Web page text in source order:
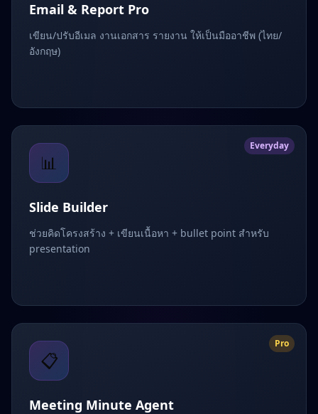
Email & Report Pro
เขียน/ปรับอีเมล งานเอกสาร รายงาน ให้เป็นมืออาชีพ (ไทย/
อังกฤษ)
Everyday
📊
Slide Builder
ช่วยคิดโครงสร้าง + เขียนเนื้อหา + bullet point สำหรับ
presentation
Pro
📋
Meeting Minute Agent